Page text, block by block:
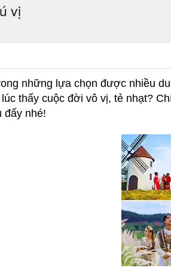
vị
những lựa chọn được nhiều
thấy cuộc đời vô vị, tẻ nhạt?
đấy nhé!